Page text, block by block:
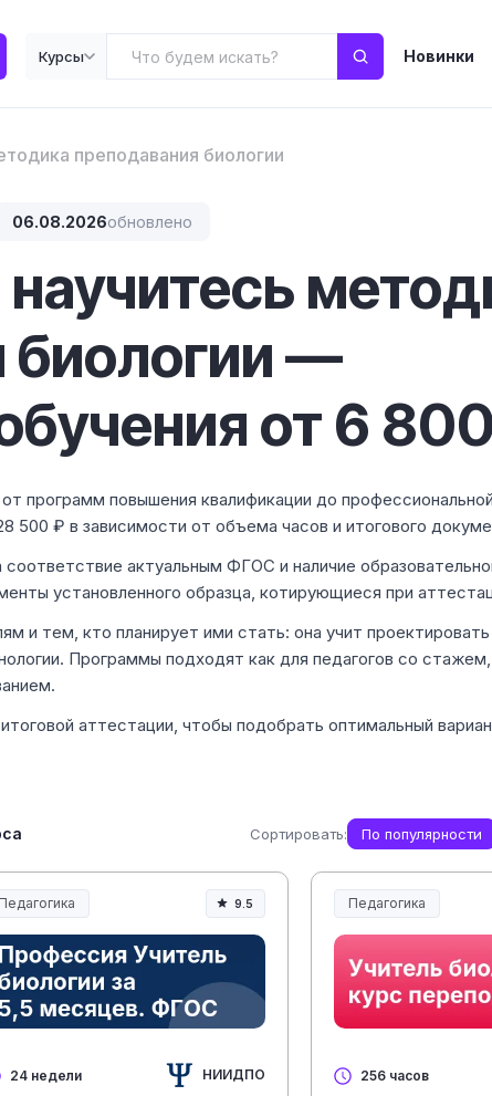
Курсы Новинки
преподавания биологии
06.08.2026обновлено
биологии —
от 6
программ повышения квалификации до
500 ₽ в зависимости от объема часов и итогового
актуальным ФГОС и наличие
установленного образца, котирующиеся при
и тем, кто планирует ими стать: она учит
Программы подходят как для педагогов со
аттестации, чтобы подобрать оптимальный
Сортировать: По популярности
Педагогика
и педагогика
9.5
24 недели НИИДПО
Педагогика
Образование и
256 часов